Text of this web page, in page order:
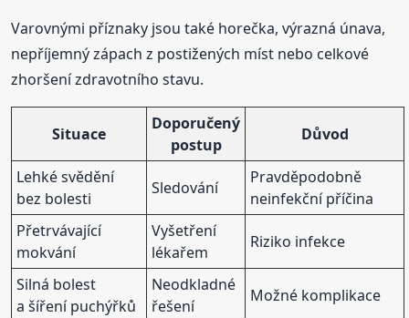
Varovnými příznaky jsou také horečka, výrazná únava,
nepříjemný zápach z postižených míst nebo celkové
zhoršení zdravotního stavu.
Situace
Doporučený
postup
Důvod
Lehké svědění
bez bolesti
Sledování
Pravděpodobně
neinfekční příčina
Přetrvávající
mokvání
Vyšetření
lékařem
Riziko infekce
Silná bolest
a šíření puchýřků
Neodkladné
řešení
Možné komplikace